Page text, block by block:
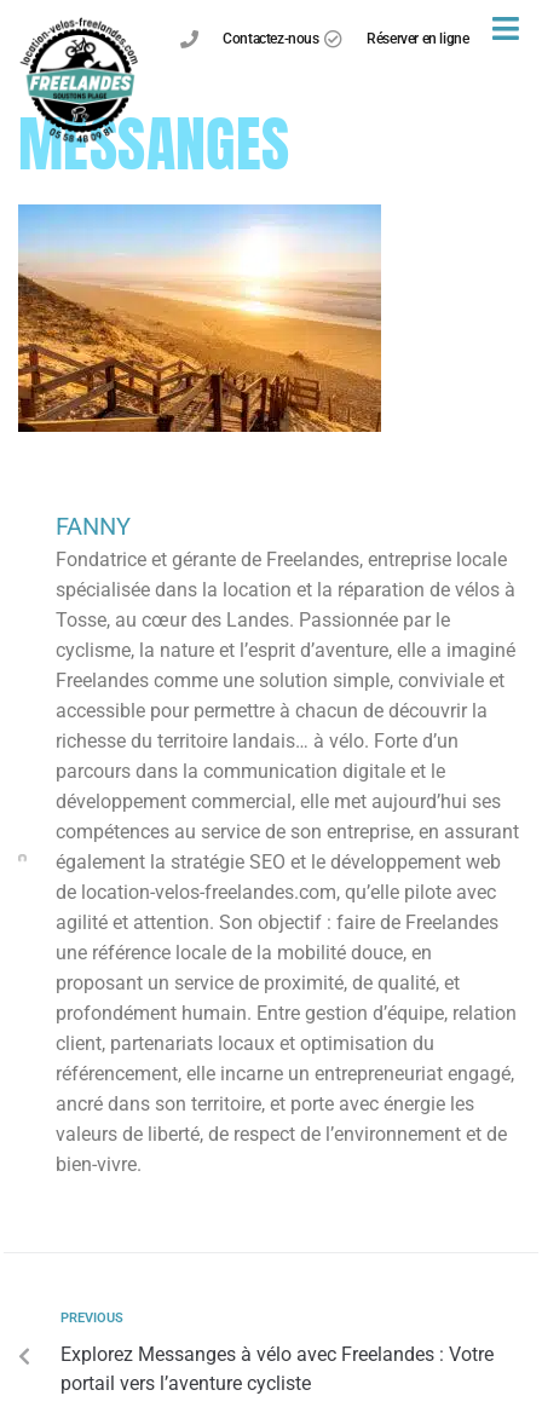
Contactez-nous Réserver en ligne
MESSANGES
FANNY
Fondatrice et gérante de Freelandes, entreprise locale
spécialisée dans la location et la réparation de vélos à
Tosse, au cœur des Landes. Passionnée par le
cyclisme, la nature et l’esprit d’aventure, elle a imaginé
Freelandes comme une solution simple, conviviale et
accessible pour permettre à chacun de découvrir la
richesse du territoire landais… à vélo. Forte d’un
parcours dans la communication digitale et le
développement commercial, elle met aujourd’hui ses
compétences au service de son entreprise, en assurant
également la stratégie SEO et le développement web
de location-velos-freelandes.com, qu’elle pilote avec
agilité et attention. Son objectif : faire de Freelandes
une référence locale de la mobilité douce, en
proposant un service de proximité, de qualité, et
profondément humain. Entre gestion d’équipe, relation
client, partenariats locaux et optimisation du
référencement, elle incarne un entrepreneuriat engagé,
ancré dans son territoire, et porte avec énergie les
valeurs de liberté, de respect de l’environnement et de
bien-vivre.
PREVIOUS
Explorez Messanges à vélo avec Freelandes : Votre
portail vers l’aventure cycliste